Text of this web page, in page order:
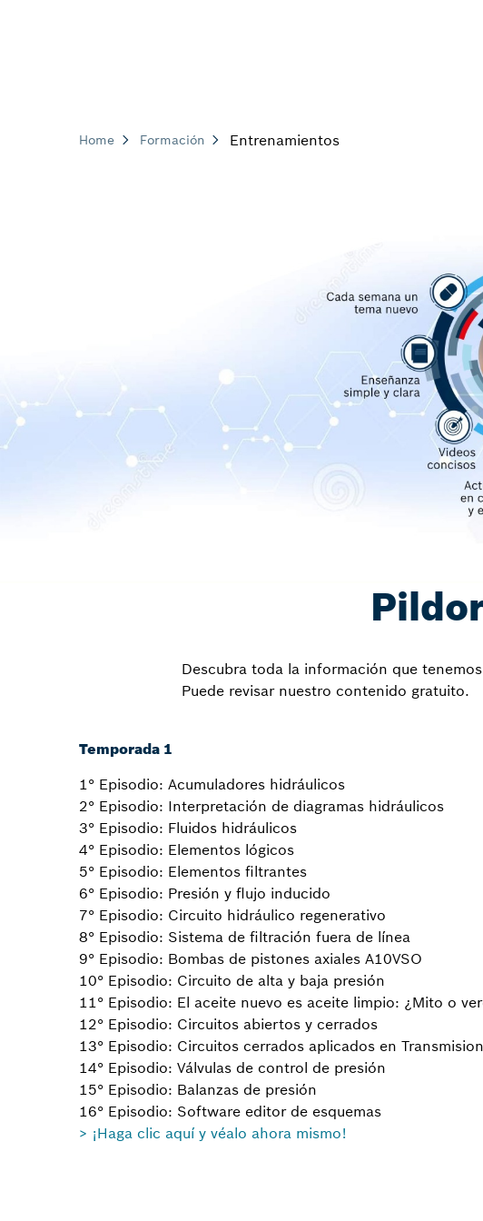
Home Formación Entrenamientos
Descubra toda la información que
Puede revisar nuestro contenido gratuito.
Temporada 1
1° Episodio: Acumuladores hidráulicos
2° Episodio: Interpretación de diagramas hidráulicos
3° Episodio: Fluidos hidráulicos
4° Episodio: Elementos lógicos
5° Episodio: Elementos filtrantes
6° Episodio: Presión y flujo inducido
7° Episodio: Circuito hidráulico regenerativo
8° Episodio: Sistema de filtración fuera de línea
9° Episodio: Bombas de pistones axiales A10VSO
10° Episodio: Circuito de alta y baja presión
11° Episodio: El aceite nuevo es aceite limpio: ¿Mito o
12° Episodio: Circuitos abiertos y cerrados
13° Episodio: Circuitos cerrados aplicados en
14° Episodio: Válvulas de control de presión
15° Episodio: Balanzas de presión
16° Episodio: Software editor de esquemas
> ¡Haga clic aquí y véalo ahora mismo!